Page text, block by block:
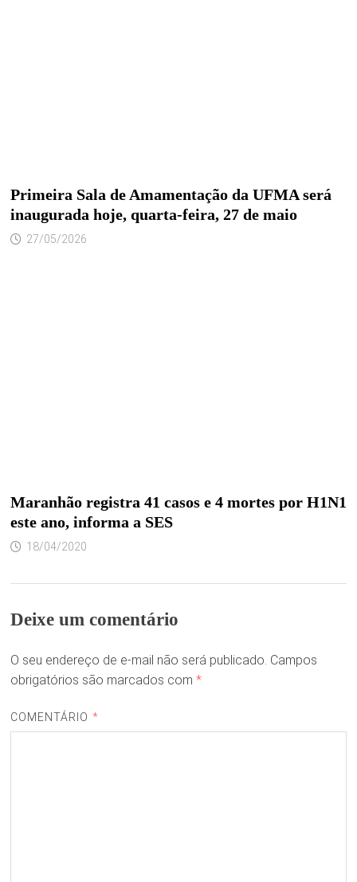
Primeira Sala de Amamentação da UFMA será
inaugurada hoje, quarta-feira, 27 de maio
27/05/2026
Maranhão registra 41 casos e 4 mortes por H1N1
este ano, informa a SES
18/04/2020
Deixe um comentário
O seu endereço de e-mail não será publicado. Campos
obrigatórios são marcados com *
COMENTÁRIO *